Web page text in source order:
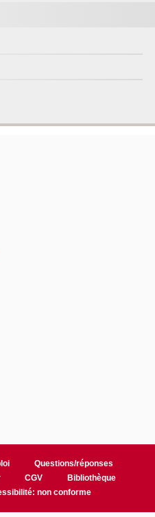
Questions/réponses
CGV
Bibliothèque
non conforme